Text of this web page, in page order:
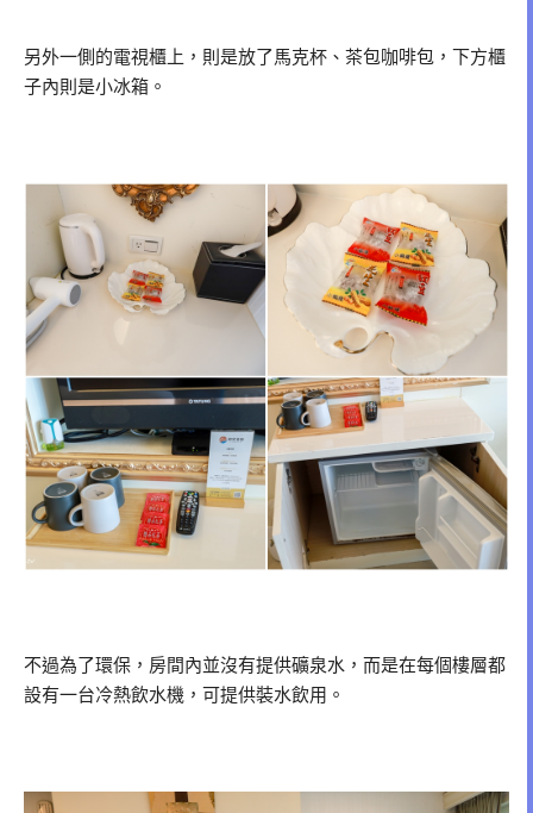
另外一側的電視櫃上，則是放了馬克杯、茶包咖啡包，下方櫃
子內則是小冰箱。
不過為了環保，房間內並沒有提供礦泉水，而是在每個樓層都
設有一台冷熱飲水機，可提供裝水飲用。